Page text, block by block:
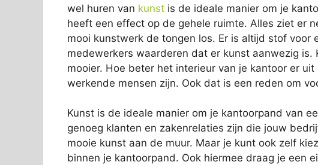
wel huren van kunst is de ideale manier om je
heeft een effect op de gehele ruimte. Alles ziet er
mooi kunstwerk de tongen los. Er is altijd stof voor
medewerkers waarderen dat er kunst aanwezig is.
mooier. Hoe beter het interieur van je kantoor er
werkende mensen zijn. Ook dat is een reden om
Kunst is de ideale manier om je kantoorpand van
genoeg klanten en zakenrelaties zijn die jouw
mooie kunst aan de muur. Maar je kunt ook zelf
binnen je kantoorpand. Ook hiermee draag je een